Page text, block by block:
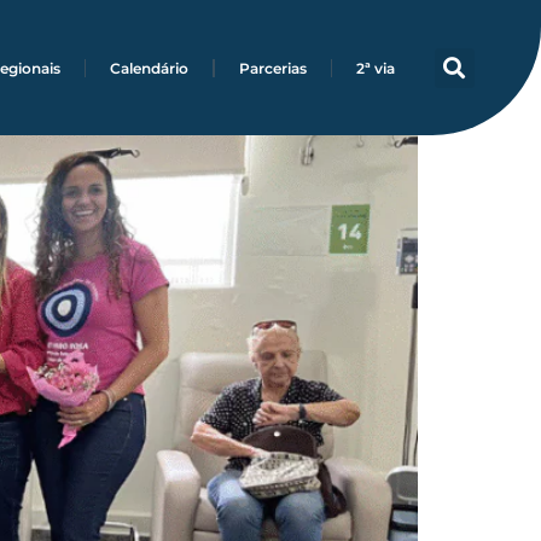
Calendário Parcerias 2ª via
a mulheres